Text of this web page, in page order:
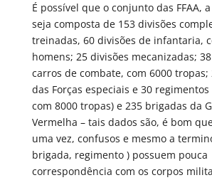
É possível que o conjunto das FFAA,
seja composta de 153 divisões
treinadas, 60 divisões de infantaria,
homens; 25 divisões mecanizadas;
carros de combate, com 6000 tropas;
das Forças especiais e 30
com 8000 tropas) e 235 brigadas da
Vermelha – tais dados são, é bom
uma vez, confusos e mesmo a
brigada, regimento ) possuem pouca
correspondência com os corpos